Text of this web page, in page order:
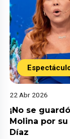
22 Abr 2026
¡No se
Molina por
Díaz